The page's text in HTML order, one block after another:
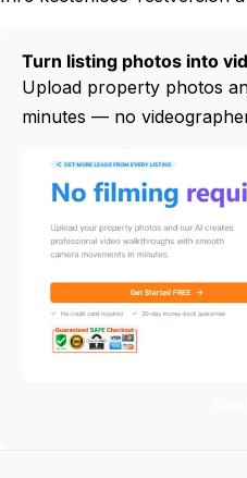
Turn listing photos into
Upload property photos
minutes — no